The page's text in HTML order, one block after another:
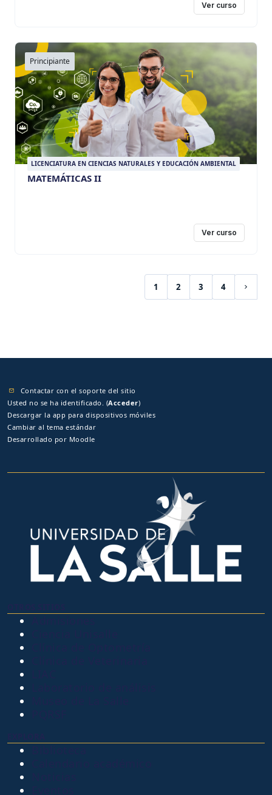
Ver curso
Principiante
LICENCIATURA EN CIENCIAS NATURALES Y EDUCACIÓN AMBIENTAL
MATEMÁTICAS II
Ver curso
1
(current)
2 3 4
Contactar con el soporte del sitio
Usted no se ha identificado. (Acceder)
Descargar la app para dispositivos móviles
Cambiar al tema estándar
Desarrollado por Moodle